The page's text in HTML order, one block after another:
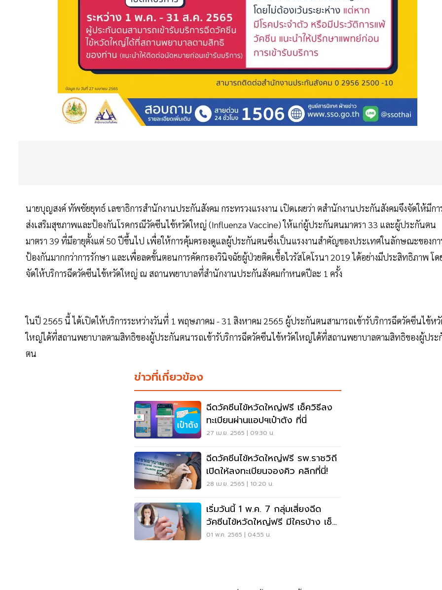
นายบุญสงค์ ทัพชัยยุทธ์ เลขาธิการสำนักงานประกันสังคม กระทรวงแรงงาน เปิดเผยว่า ตสำนักงานประกันสังคมจึงจัดให้มีกา
ส่งเสริมสุขภาพและป้องกันโรคกรณีวัคซีนไข้หวัดใหญ่ (Influenza Vaccine) ให้แก่ผู้ประกันตนมาตรา 33 และผู้ประกันตน
มาตรา 39 ที่มีอายุตั้งแต่ 50 ปีขึ้นไป เพื่อให้การคุ้มครองดูแลผู้ประกันตนซึ่งเป็นแรงงานสำคัญของประเทศในลักษณะของกา
ป้องกันมากกว่าการรักษา และเพื่อลดขั้นตอนการคัดกรองวินิจฉัยผู้ป่วยติดเชื้อไวรัสโคโรนา 2019 ได้อย่างมีประสิทธิภาพ โด
จัดให้บริการฉีดวัคซีนไข้หวัดใหญ่ ณ สถานพยาบาลที่สำนักงานประกันสังคมกำหนดปีละ 1 ครั้ง
ในปี 2565 นี้ ได้เปิดให้บริการระหว่างวันที่ 1 พฤษภาคม - 31 สิงหาคม 2565 ผู้ประกันตนสามารถเข้ารับริการฉีดวัคซีนไข้ห
ใหญ่ได้ที่สถานพยาบาลตามสิทธิของผู้ประกันตนารถเข้ารับริการฉีดวัคซีนไข้หวัดใหญ่ได้ที่สถานพยาบาลตามสิทธิของผู้ประ
ตน
ข่าวที่เกี่ยวข้อง
ฉีดวัคซีนไข้หวัดใหญ่ฟรี เช็ควิธีลง
ทะเบียนผ่านแอปฯเป๋าตัง ที่นี่
27 เม.ย. 2565 | 09:30 น.
ฉีดวัคซีนไข้หวัดใหญ่ฟรี รพ.ราชวิถี
เปิดให้ลงทะเบียนจองคิว คลิกที่นี่!
28 เม.ย. 2565 | 10:20 น.
เริ่มวันนี้ 1 พ.ค. 7 กลุ่มเสี่ยงฉีด
วัคซีนไข้หวัดใหญ่ฟรี มีใครบ้าง เช็ค
เลย
01 พ.ค. 2565 | 04:55 น.